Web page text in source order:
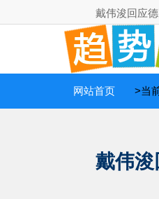
戴伟浚回应
网站首页 >当
戴伟